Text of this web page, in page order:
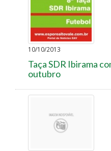
10/10/2013
Taça SDR Ibirama
outubro